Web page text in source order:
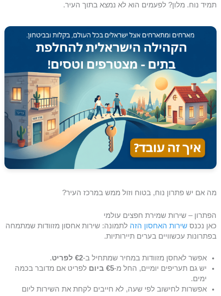
תמיד נוח. מלון? לפעמים הוא לא נמצא בתוך העיר.
מה אם יש פתרון נוח, בטוח וזול ממש במרכז העיר?
הפתרון – שירות שמירת חפצים עולמי
כאן נכנס שירות האחסון הזה לתמונה: שירות אחסון מזוודות שמתמחה
בפתרונות עכשוויים בערים תיירותיות.
אפשר לאחסן מזוודות במחיר שמתחיל ב-€2 לפריט
.
יש גם תעריפים יומיים, החל מ-€5 ביום
לפריט אם מדובר בכמה
ימים.
אפשרות לחישוב לפי שעה, לא חייבים לקחת את השירות ליום